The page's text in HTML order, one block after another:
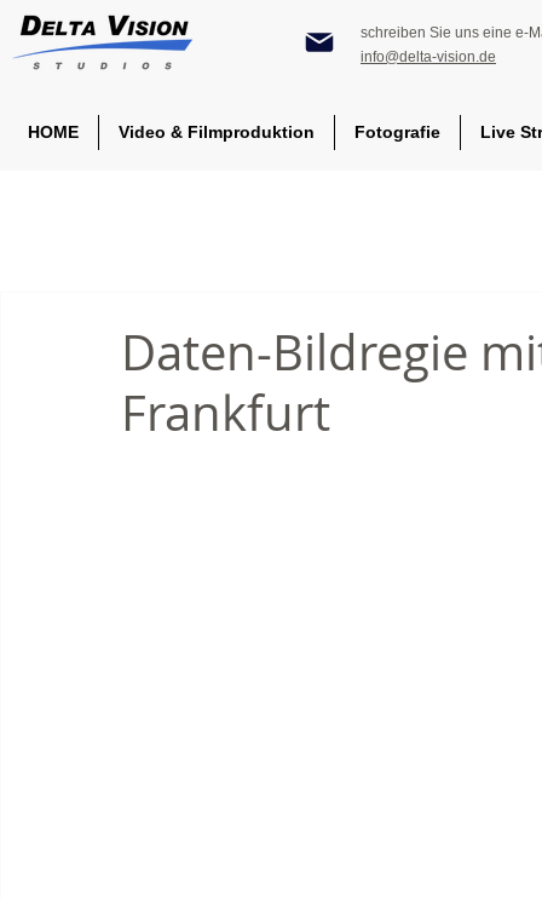
schreiben Sie uns eine e-
info@delta-vision.de
HOME Video & Filmproduktion Fotografie Live
Daten-Bildregie
Frankfurt